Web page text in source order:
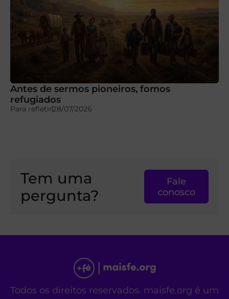
Antes de sermos pioneiros, fomos
refugiados
Para refletir28/07/2026
Tem uma
pergunta?
Fale
conosco
Todos os direitos reservados. maisfe.org é um